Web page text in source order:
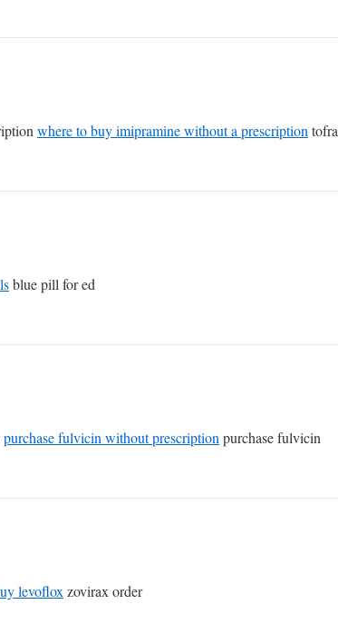
where to buy imipramine without a prescription
blue pill for ed
purchase fulvicin without prescription purchase fulvicin
levoflox zovirax order